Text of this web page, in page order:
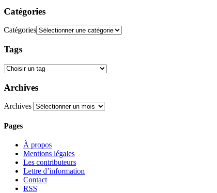
Catégories
Catégories
Tags
Archives
Archives
Pages
À propos
Mentions légales
Les contributeurs
Lettre d’information
Contact
RSS